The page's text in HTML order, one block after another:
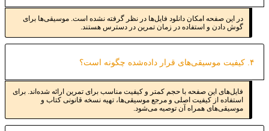
در این صفحه امکان دانلود فایل‌ها در نظر گرفته نشده است. موسیقی‌ها برای
گوش دادن و استفاده در زمان تمرین در دسترس هستند.
۴. کیفیت موسیقی‌های قرار داده‌شده چگونه است؟
فایل‌های این صفحه با حجم کمتر و کیفیت مناسب برای تمرین ارائه شده‌اند. برای
استفاده از کیفیت اصلی و مرجع موسیقی‌ها، تهیه نسخه قانونی کتاب و
موسیقی‌های همراه آن توصیه می‌شود.